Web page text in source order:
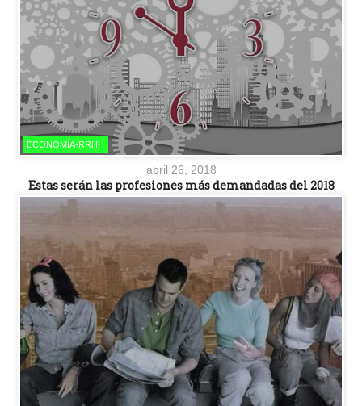
ECONOMÍA-RRHH
abril 26, 2018
Estas serán las profesiones más demandadas del 2018